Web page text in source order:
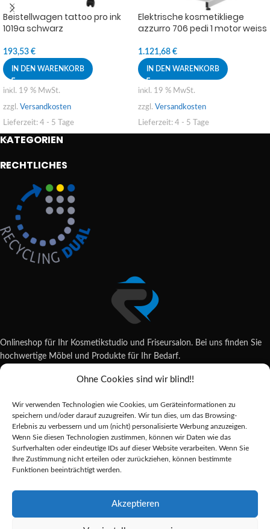
Ohne Cookies sind wir blind!!
Wir verwenden Technologien wie Cookies, um Geräteinformationen zu
speichern und/oder darauf zuzugreifen. Wir tun dies, um das Browsing-
Erlebnis zu verbessern und um (nicht) personalisierte Werbung anzuzeigen.
Wenn Sie diesen Technologien zustimmen, können wir Daten wie das
Surfverhalten oder eindeutige IDs auf dieser Website verarbeiten. Wenn Sie
Ihre Zustimmung nicht erteilen oder zurückziehen, können bestimmte
Funktionen beeinträchtigt werden.
Akzeptieren
Beistellwagen tattoo pro ink
1019a schwarz
193,53 €
IN DEN WARENKORB
inkl. 19 % MwSt.
zzgl. Versandkosten
Lieferzeit: 4 - 5 Tage
Elektrische kosmetikliege
azzurro 706 pedi 1 motor weiss
1.121,68 €
IN DEN WARENKORB
inkl. 19 % MwSt.
zzgl. Versandkosten
Lieferzeit: 4 - 5 Tage
KATEGORIEN
RECHTLICHES
Onlineshop für Ihr Kosmetikstudio und Friseursalon. Bei uns finden Sie
hochwertige Möbel und Produkte für Ihr Bedarf.
Wildsachsener Str. 6, 65207 Wiesbaden
shop@reda-shop.de
REDA SHOP - Hochwertige Studio Ausstattung
2025.
Alle Preise inkl. der gesetzlichen MwSt.
Die durchgestrichenen Preise entsprechen dem bisherigen Preis in diesem
Online-Shop.